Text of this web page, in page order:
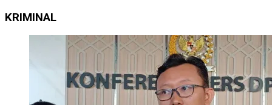
KRIMINAL